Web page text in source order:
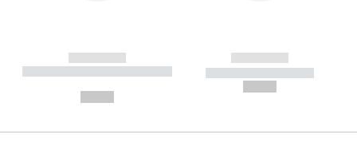
------------
----------- ----------- --------
------------
----------- -----------